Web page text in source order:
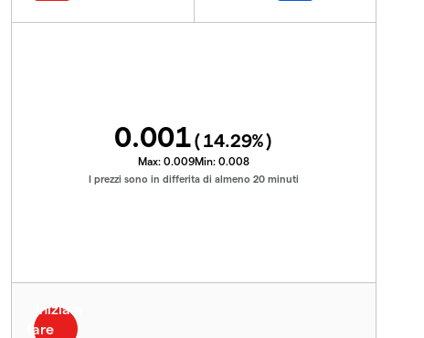
0.001(14.29%)
Max: 0.009Min: 0.008
I prezzi sono in differita di almeno 20 minuti